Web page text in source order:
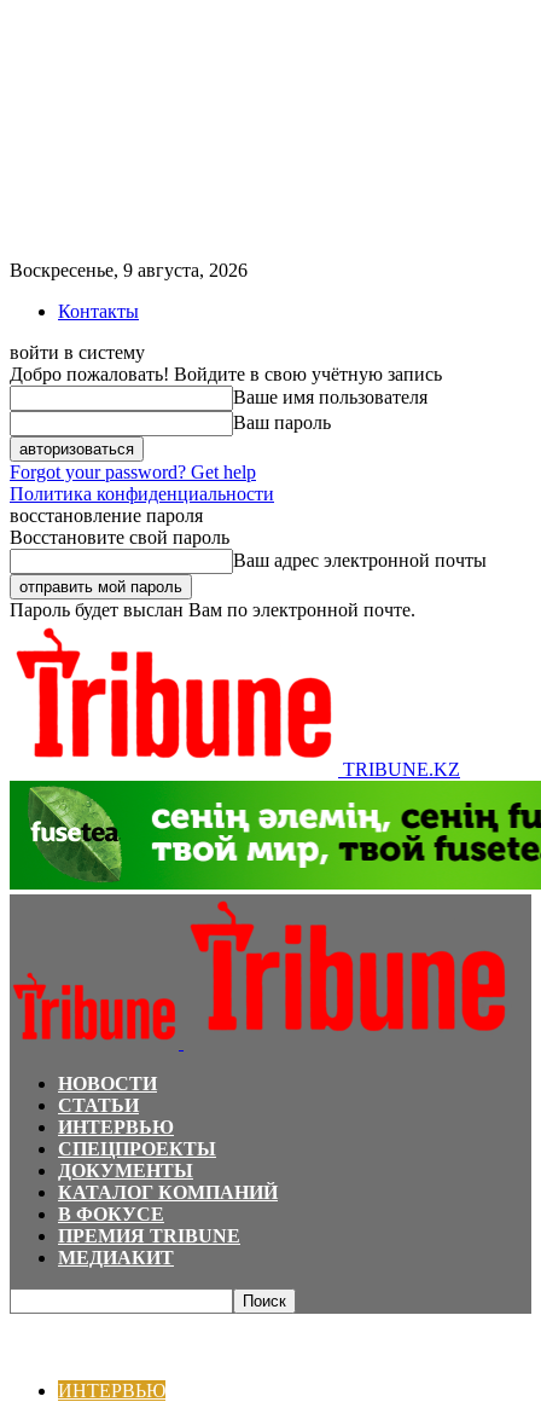
Воскресенье, 9 августа, 2026
Контакты
войти в систему
Добро пожаловать! Войдите в свою учётную запись
Ваше имя пользователя
Ваш пароль
Forgot your password? Get help
Политика конфиденциальности
восстановление пароля
Восстановите свой пароль
Ваш адрес электронной почты
Пароль будет выслан Вам по электронной почте.
TRIBUNE.KZ
НОВОСТИ
СТАТЬИ
ИНТЕРВЬЮ
СПЕЦПРОЕКТЫ
ДОКУМЕНТЫ
КАТАЛОГ КОМПАНИЙ
В ФОКУСЕ
ПРЕМИЯ TRIBUNE
МЕДИАКИТ
ИНТЕРВЬЮ